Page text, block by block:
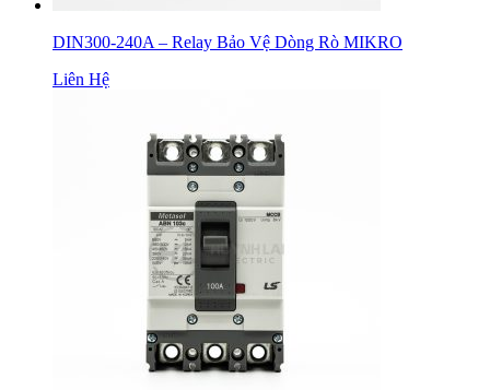
DIN300-240A – Relay Bảo Vệ Dòng Rò MIKRO
Liên Hệ